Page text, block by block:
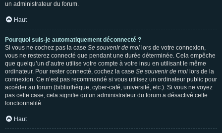
un administrateur du forum.
Haut
Pourquoi suis-je automatiquement déconnecté ?
Si vous ne cochez pas la case Se souvenir de moi lors de votre connexion,
vous ne resterez connecté que pendant une durée déterminée. Cela empêche
que quelqu’un d’autre utilise votre compte à votre insu en utilisant le même
ordinateur. Pour rester connecté, cochez la case Se souvenir de moi lors de la
connexion. Ce n’est pas recommandé si vous utilisez un ordinateur public pour
accéder au forum (bibliothèque, cyber-café, université, etc.). Si vous ne voyez
pas cette case, cela signifie qu’un administrateur du forum a désactivé cette
fonctionnalité.
Haut